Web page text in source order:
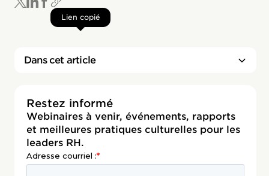
Lien copié
Dans cet article
Restez informé
Webinaires à venir, événements, rapports
et meilleures pratiques culturelles pour les
leaders RH.